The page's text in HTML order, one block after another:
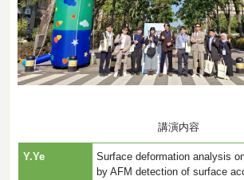
講演内容
Y.Ye
Surface deformation analysis
by AFM detection of surface